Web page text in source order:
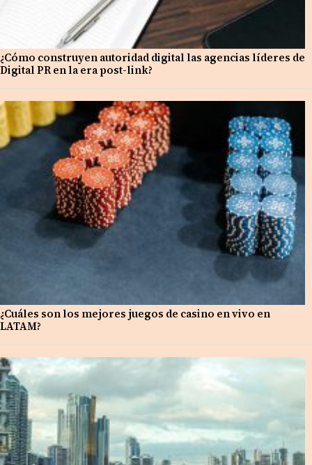
¿Cómo construyen autoridad digital las agencias líderes de
Digital PR en la era post-link?
¿Cuáles son los mejores juegos de casino en vivo en
LATAM?